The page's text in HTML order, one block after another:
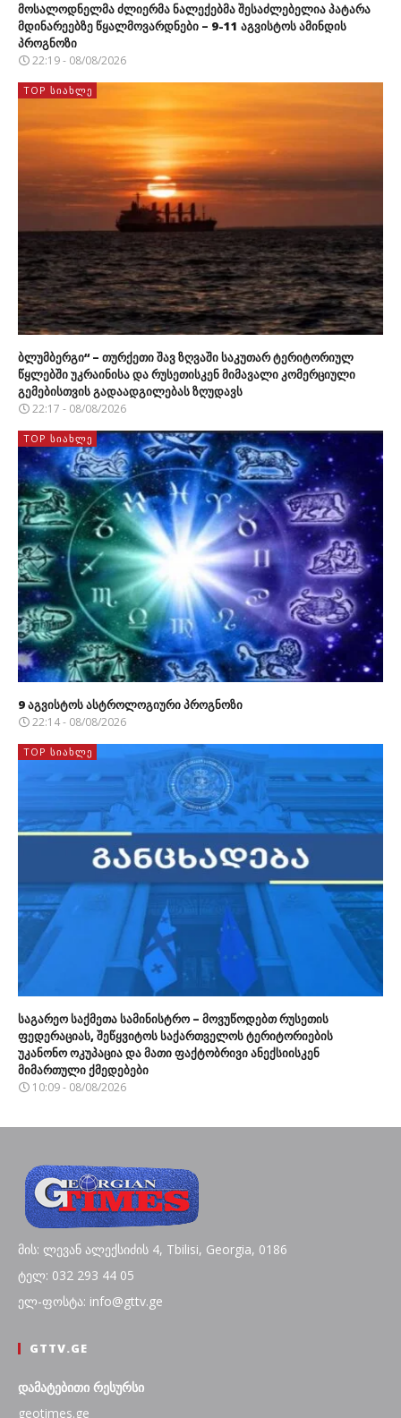
მოსალოდნელმა ძლიერმა ნალექებმა შესაძლებელია პატარა
მდინარეებზე წყალმოვარდნები – 9-11 აგვისტოს ამინდის
პროგნოზი
22:19 - 08/08/2026
TOP ᲡᲘᲐᲮᲚᲔ
ბლუმბერგი“ – თურქეთი შავ ზღვაში საკუთარ ტერიტორიულ
წყლებში უკრაინისა და რუსეთისკენ მიმავალი კომერციული
გემებისთვის გადაადგილებას ზღუდავს
22:17 - 08/08/2026
TOP ᲡᲘᲐᲮᲚᲔ
9 აგვისტოს ასტროლოგიური პროგნოზი
22:14 - 08/08/2026
TOP ᲡᲘᲐᲮᲚᲔ
საგარეო საქმეთა სამინისტრო – მოვუწოდებთ რუსეთის
ფედერაციას, შეწყვიტოს საქართველოს ტერიტორიების
უკანონო ოკუპაცია და მათი ფაქტობრივი ანექსიისკენ
მიმართული ქმედებები
10:09 - 08/08/2026
მის: ლევან ალექსიძის 4, Tbilisi, Georgia, 0186
ტელ: 032 293 44 05
ელ-ფოსტა: info@gttv.ge
GTTV.GE
დამატებითი რესურსი
geotimes.ge